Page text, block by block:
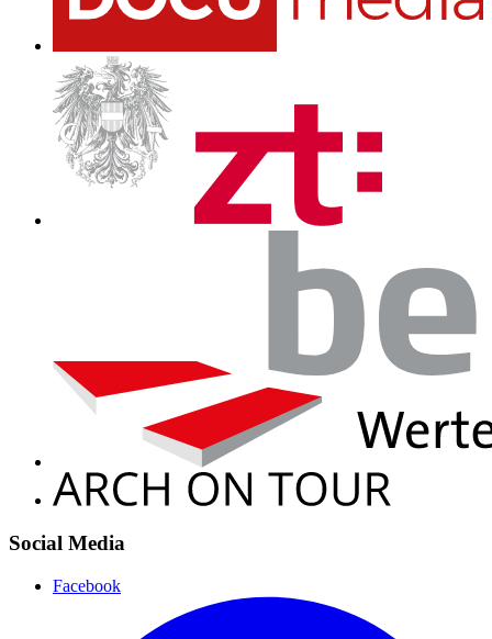
Social Media
Facebook